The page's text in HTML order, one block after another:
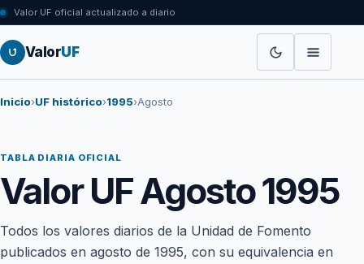
Valor UF oficial actualizado a diario
ValorUF
Inicio›UF histórico›1995›Agosto
TABLA DIARIA OFICIAL
Valor UF Agosto 1995
Todos los valores diarios de la Unidad de Fomento
publicados en agosto de 1995, con su equivalencia en